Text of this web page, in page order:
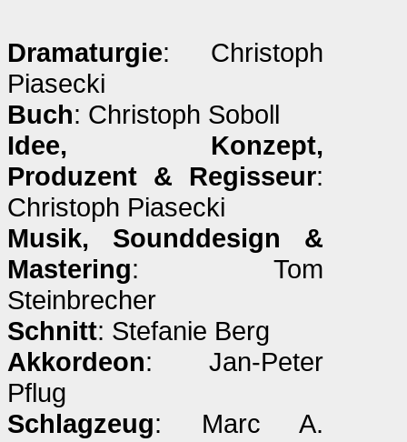
Dramaturgie: Christoph
Piasecki
Buch: Christoph Soboll
Idee, Konzept,
Produzent & Regisseur:
Christoph Piasecki
Musik, Sounddesign &
Mastering: Tom
Steinbrecher
Schnitt: Stefanie Berg
Akkordeon: Jan-Peter
Pflug
Schlagzeug: Marc A.